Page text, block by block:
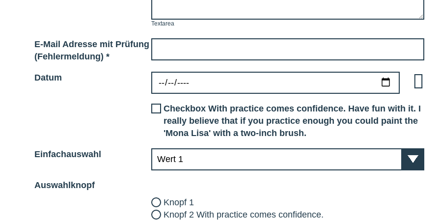
Textarea
E-Mail Adresse mit Prüfung
(Fehlermeldung) *
Datum
Checkbox With practice comes confidence. Have fun with it. I
really believe that if you practice enough you could paint the
'Mona Lisa' with a two-inch brush.
Einfachauswahl
Auswahlknopf
Knopf 1
Knopf 2 With practice comes confidence.